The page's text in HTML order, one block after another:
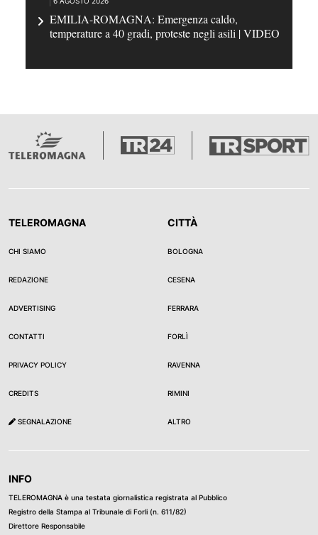
EMILIA-ROMAGNA: Emergenza caldo,
temperature a 40 gradi, proteste negli asili | VIDEO
TELEROMAGNA
CHI SIAMO
REDAZIONE
ADVERTISING
CONTATTI
PRIVACY POLICY
CREDITS
SEGNALAZIONE
CITTÀ
BOLOGNA
CESENA
FERRARA
FORLÌ
RAVENNA
RIMINI
ALTRO
INFO
TELEROMAGNA è una testata giornalistica registrata al Pubblico
Registro della Stampa al Tribunale di Forli (n. 611/82)
Direttore Responsabile